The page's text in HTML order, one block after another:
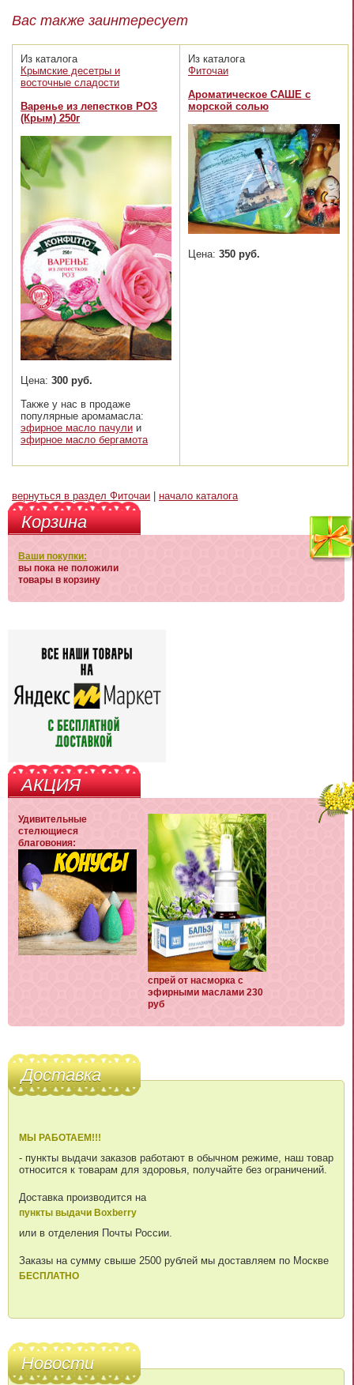
Вас также заинтересует
Из каталога
Крымские десетры и
восточные сладости
Варенье из лепестков РОЗ
(Крым) 250г
Цена: 300 руб.
Также у нас в продаже
популярные аромамасла:
эфирное масло пачули и
эфирное масло бергамота
Из каталога
Фиточаи
Ароматическое САШЕ с
морской солью
Цена: 350 руб.
вернуться в раздел Фиточаи начало каталога
Корзина
Ваши покупки:
вы пока не положили
товары в корзину
АКЦИЯ
Удивительные
стелющиеся
благовония:
спрей от насморка с
эфирными маслами 230
руб
Доставка
МЫ РАБОТАЕМ!!!
- пункты выдачи заказов работают в обычном режиме, наш товар
относится к товарам для здоровья, получайте без ограничений.
Доставка производится на
пункты выдачи Boxberry
или в отделения Почты России.
Заказы на сумму свыше 2500 рублей мы доставляем по Москве
БЕСПЛАТНО
Новости